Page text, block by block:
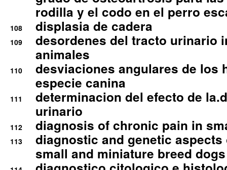
rodilla y el codo en el perro
108 displasia de cadera
109
desordenes del tracto urinario
animales
110
desviaciones angulares de los
especie canina
111
determinacion del efecto de
urinario
112 diagnosis of chronic pain in
113
diagnostic and genetic
small and miniature breed